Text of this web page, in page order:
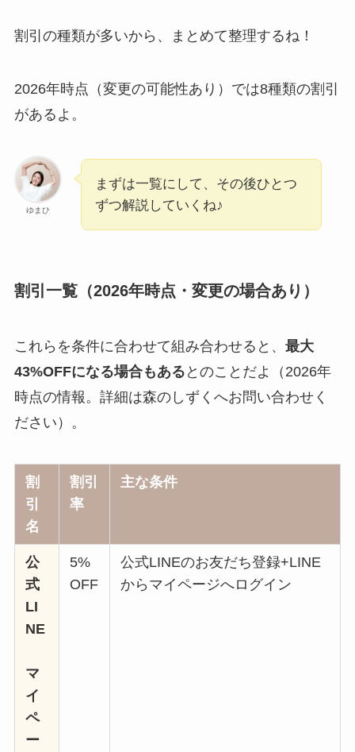
割引の種類が多いから、まとめて整理するね！
2026年時点（変更の可能性あり）では8種類の割引
があるよ。
ゆまひ
まずは一覧にして、その後ひとつ
ずつ解説していくね♪
割引一覧（2026年時点・変更の場合あり）
これらを条件に合わせて組み合わせると、 最大
43%OFFになる場合もある とのことだよ（2026年
時点の情報。詳細は森のしずくへお問い合わせく
ださい）。
割
引
名
割引
率
主な条件
公
式
LI
NE
マ
イ
ペ
ー
5%
OFF
公式LINEのお友だち登録+LINE
からマイページへログイン